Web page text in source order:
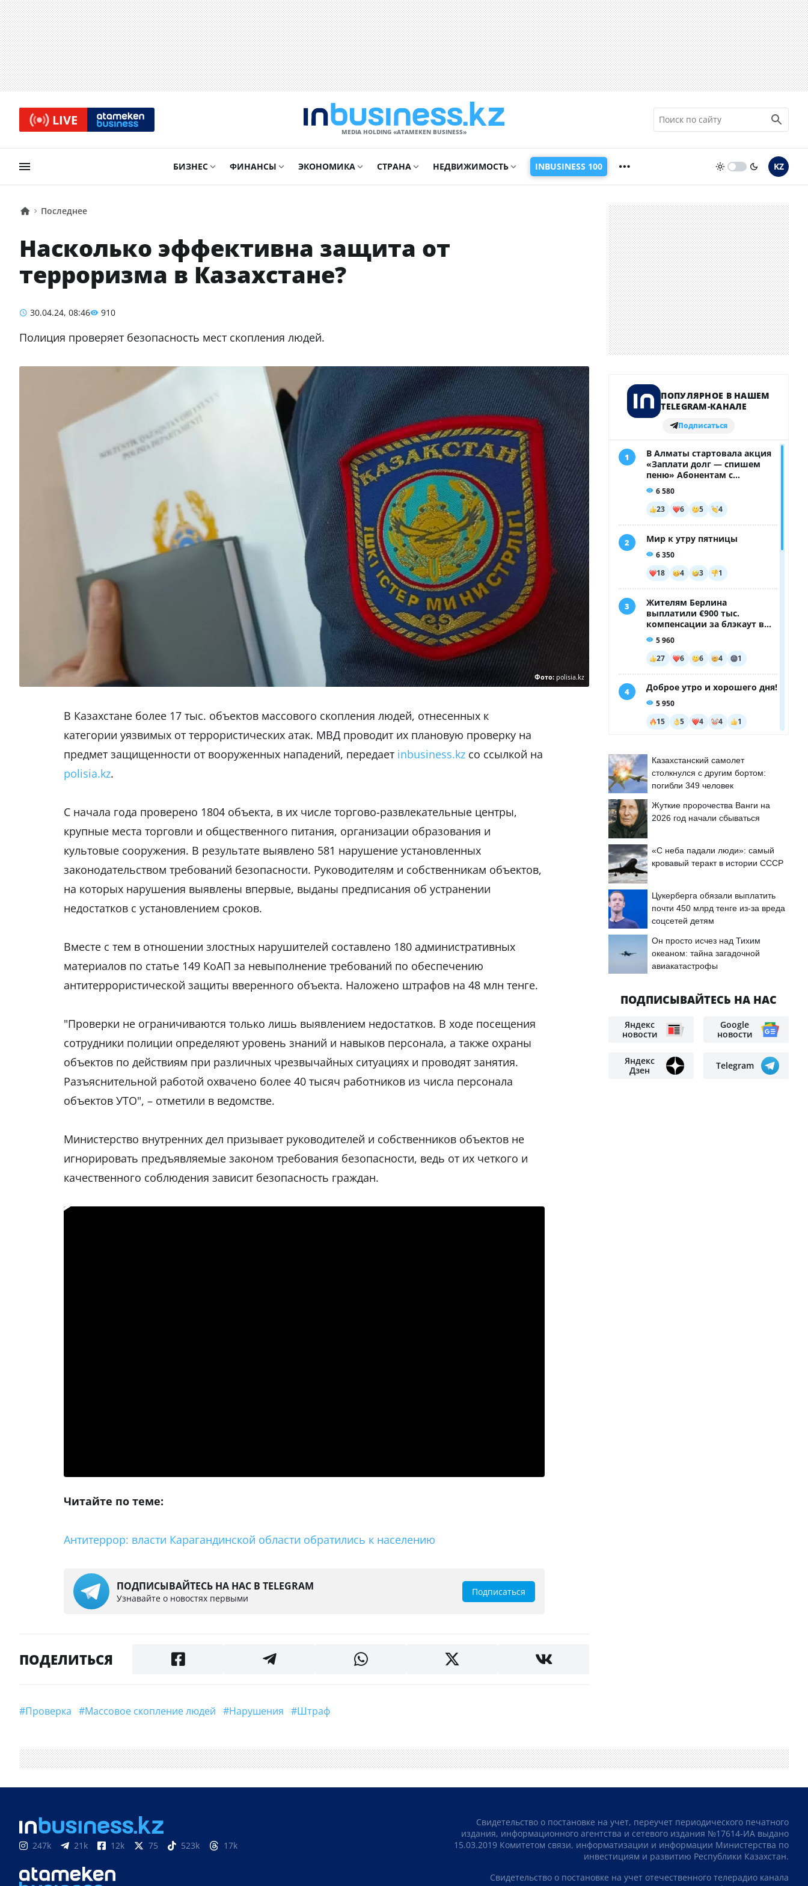
LIVE
MEDIA HOLDING «ATAMEKЕN BUSINESS»
БИЗНЕС ФИНАНСЫ ЭКОНОМИКА СТРАНА НЕДВИЖИМОСТЬ INBUSINESS 100 KZ
Последнее
Насколько эффективна защита от
терроризма в Казахстане?
30.04.24, 08:46 910
Полиция проверяет безопасность мест скопления людей.
Фото: polisia.kz
В Казахстане более 17 тыс. объектов массового скопления людей, отнесенных к
категории уязвимых от террористических атак. МВД проводит их плановую проверку на
предмет защищенности от вооруженных нападений, передает inbusiness.kz со ссылкой на
polisia.kz.
С начала года проверено 1804 объекта, в их числе торгово-развлекательные центры,
крупные места торговли и общественного питания, организации образования и
культовые сооружения. В результате выявлено 581 нарушение установленных
законодательством требований безопасности. Руководителям и собственникам объектов,
на которых нарушения выявлены впервые, выданы предписания об устранении
недостатков с установлением сроков.
Вместе с тем в отношении злостных нарушителей составлено 180 административных
материалов по статье 149 КоАП за невыполнение требований по обеспечению
антитеррористической защиты вверенного объекта. Наложено штрафов на 48 млн тенге.
"Проверки не ограничиваются только лишь выявлением недостатков. В ходе посещения
сотрудники полиции определяют уровень знаний и навыков персонала, а также охраны
объектов по действиям при различных чрезвычайных ситуациях и проводят занятия.
Разъяснительной работой охвачено более 40 тысяч работников из числа персонала
объектов УТО", – отметили в ведомстве.
Министерство внутренних дел призывает руководителей и собственников объектов не
игнорировать предъявляемые законом требования безопасности, ведь от их четкого и
качественного соблюдения зависит безопасность граждан.
Читайте по теме:
Антитеррор: власти Карагандинской области обратились к населению
ПОДПИСЫВАЙТЕСЬ НА НАС В TELEGRAM
Узнавайте о новостях первыми
Подписаться
ПОДЕЛИТЬСЯ
#Проверка #массовое скопление людей #нарушения #штраф
Казахстанский самолет
столкнулся с другим бортом:
погибли 349 человек
Жуткие пророчества Ванги на
2026 год начали сбываться
«С неба падали люди»: самый
кровавый теракт в истории СССР
Цукерберга обязали выплатить
почти 450 млрд тенге из-за вреда
соцсетей детям
Он просто исчез над Тихим
океаном: тайна загадочной
авиакатастрофы
ПОДПИСЫВАЙТЕСЬ НА НАС
Яндекс
новости
Google
новости
Яндекс
Дзен
Telegram
247k 21k 12k 75 523k 17k
Свидетельство о постановке на учет, переучет периодического печатного
издания, информационного агентства и сетевого издания №17614-ИА выдано
15.03.2019 Комитетом связи, информатизации и информации Министерства по
инвестициям и развитию Республики Казахстан.
Свидетельство о постановке на учет отечественного телерадио канала